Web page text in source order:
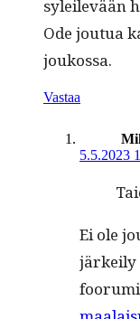
syleilevään
Ode joutua
joukossa.
Vastaa
5.5.2023
Ei ole
järkeily